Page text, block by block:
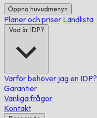
Öppna huvudmenyn
Planer och priser Ländlista
Vad är IDP?
Varför behöver jag en IDP?
Garantier
Vanliga frågor
Kontakt